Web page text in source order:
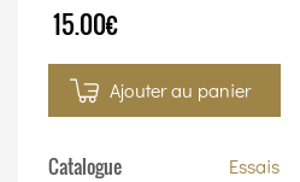
15.00€
Ajouter au panier
Catalogue Essais